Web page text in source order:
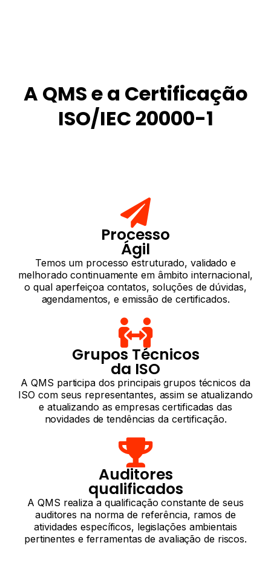
A QMS e a Certificação
ISO/IEC 20000-1
Processo
Ágil
Temos um processo estruturado, validado e
melhorado continuamente em âmbito internacional,
o qual aperfeiçoa contatos, soluções de dúvidas,
agendamentos, e emissão de certificados.
Grupos Técnicos
da ISO
A QMS participa dos principais grupos técnicos da
ISO com seus representantes, assim se atualizando
e atualizando as empresas certificadas das
novidades de tendências da certificação.
Auditores
qualificados
A QMS realiza a qualificação constante de seus
auditores na norma de referência, ramos de
atividades específicos, legislações ambientais
pertinentes e ferramentas de avaliação de riscos.